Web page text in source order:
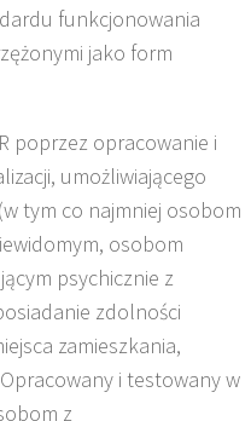
funkcjonowania
jako form
poprzez opracowanie i
umożliwiającego
tym co najmniej osobom
osobom
psychicznie z
zdolności
zamieszkania,
i testowany w
z